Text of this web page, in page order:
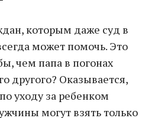
которым даже суд в
может помочь. Это
чем папа в погонах
другого? Оказывается,
уходу за ребенком
могут взять только